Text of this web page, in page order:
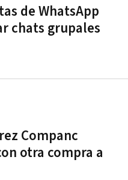
de WhatsApp
chats grupales
Companc
otra compra a